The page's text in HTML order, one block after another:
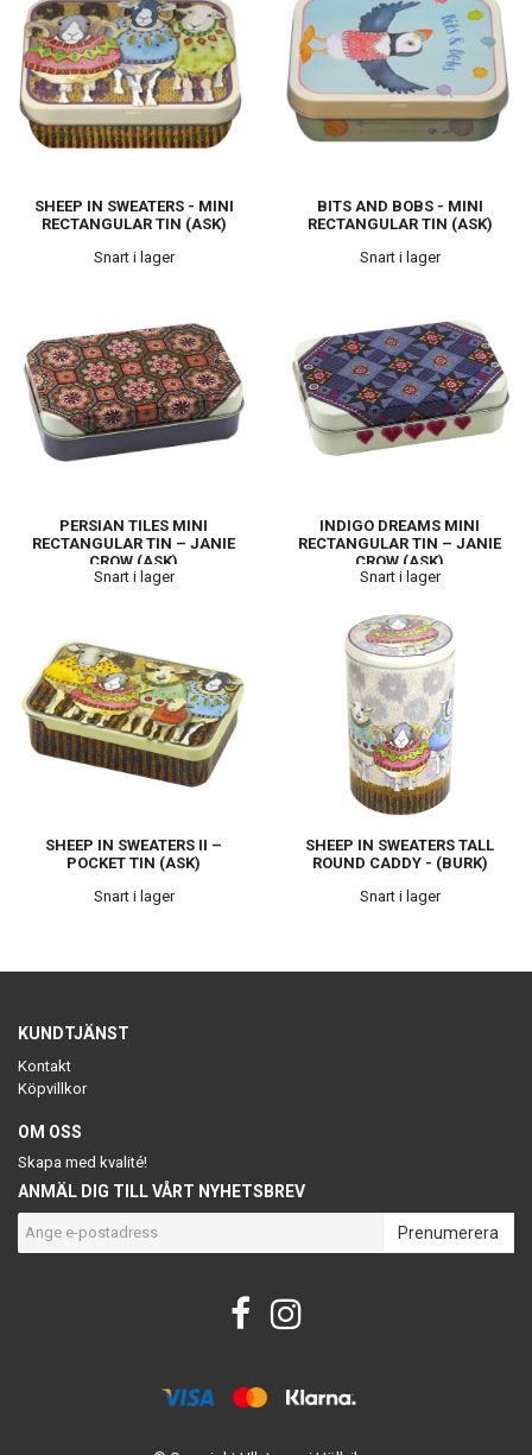
SHEEP IN SWEATERS - MINI
RECTANGULAR TIN (ASK)
Snart i lager
BITS AND BOBS - MINI
RECTANGULAR TIN (ASK)
Snart i lager
PERSIAN TILES MINI
RECTANGULAR TIN – JANIE
CROW (ASK)
Snart i lager
INDIGO DREAMS MINI
RECTANGULAR TIN – JANIE
CROW (ASK)
Snart i lager
SHEEP IN SWEATERS II –
POCKET TIN (ASK)
Snart i lager
SHEEP IN SWEATERS TALL
ROUND CADDY - (BURK)
Snart i lager
KUNDTJÄNST
Kontakt
Köpvillkor
OM OSS
Skapa med kvalité!
ANMÄL DIG TILL VÅRT NYHETSBREV
Prenumerera